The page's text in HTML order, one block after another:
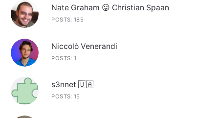
Nate Graham 😛 Christian Spaan
POSTS: 185
Niccolò Venerandi
POSTS: 1
s3nnet 🇺🇦
POSTS: 15